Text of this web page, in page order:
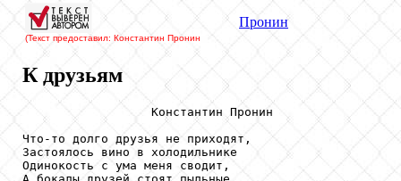
(Текст предоставил: Константин Пронин
Пронин
К друзьям
                  Константин Пронин
Что-то долго друзья не приходят,
Застоялось вино в холодильнике
Одинокость с ума меня сводит,